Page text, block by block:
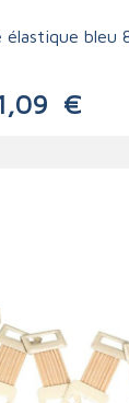
élastique bleu
€